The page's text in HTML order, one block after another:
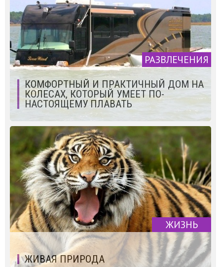
РАЗВЛЕЧЕНИЯ
КОМФОРТНЫЙ И ПРАКТИЧНЫЙ ДОМ НА
КОЛЕСАХ, КОТОРЫЙ УМЕЕТ ПО-
НАСТОЯЩЕМУ ПЛАВАТЬ
ЖИЗНЬ
ЖИВАЯ ПРИРОДА